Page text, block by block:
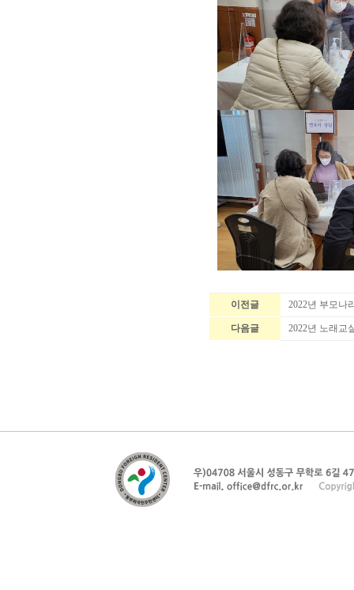
이전글 2022년 부모나
다음글 2022년 노래교